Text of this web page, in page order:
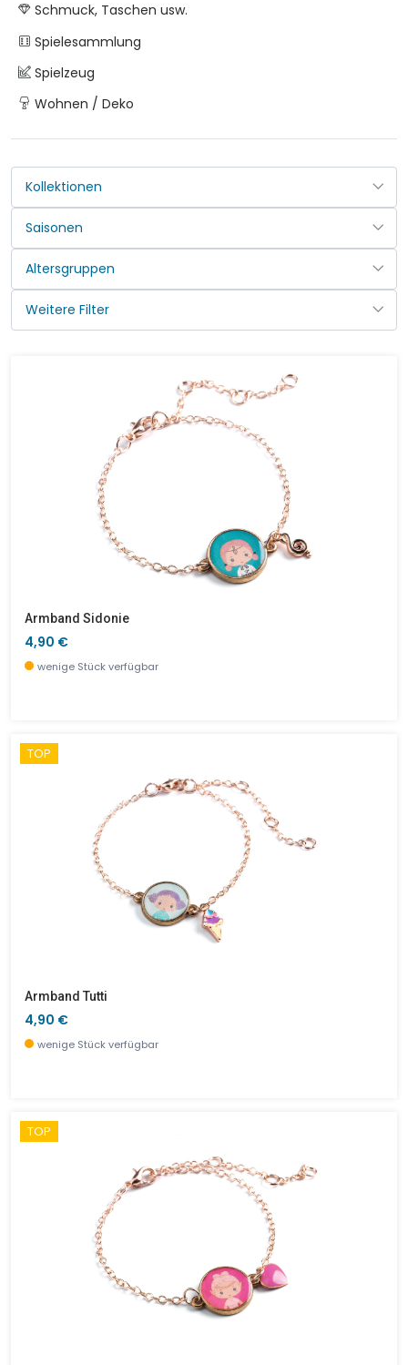
Schmuck, Taschen usw.
Spielesammlung
Spielzeug
Wohnen / Deko
Armband Sidonie
4,90 €
wenige Stück verfügbar
TOP
Armband Tutti
4,90 €
wenige Stück verfügbar
TOP